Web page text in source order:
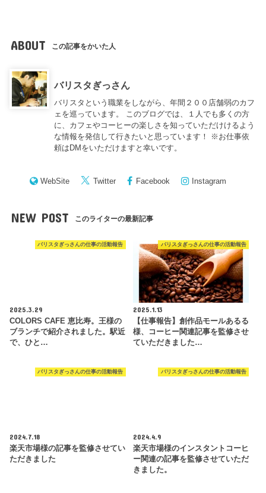
ABOUT この記事をかいた人
バリスタぎっさん
バリスタという職業をしながら、年間２００店舗弱のカフ
ェを巡っています。 このブログでは、１人でも多くの方
に、カフェやコーヒーの楽しさを知っていただけけるよう
な情報を発信して行きたいと思っています！ ※お仕事依
頼はDMをいただけますと幸いです。
WebSite Twitter Facebook Instagram
NEW POST このライターの最新記事
バリスタぎっさんの仕事の活動報告
2025.3.29
COLORS CAFE 恵比寿。王様の
ブランチで紹介されました。駅近
で、ひと…
バリスタぎっさんの仕事の活動報告
2025.1.13
【仕事報告】創作品モールあるる
様、コーヒー関連記事を監修させ
ていただきました…
バリスタぎっさんの仕事の活動報告
2024.7.18
楽天市場様の記事を監修させてい
ただきました
バリスタぎっさんの仕事の活動報告
2024.4.9
楽天市場様のインスタントコーヒ
ー関連の記事を監修させていただ
きました。